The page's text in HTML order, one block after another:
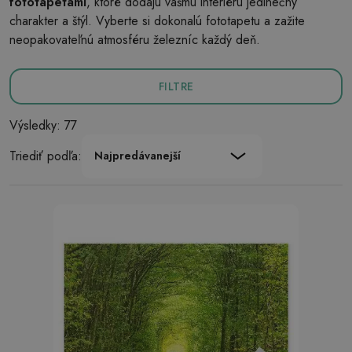
charakter a štýl. Vyberte si dokonalú fototapetu a zažite
neopakovateľnú atmosféru železníc každý deň.
FILTRE
Výsledky: 77
Triediť podľa:
Najpredávanejší